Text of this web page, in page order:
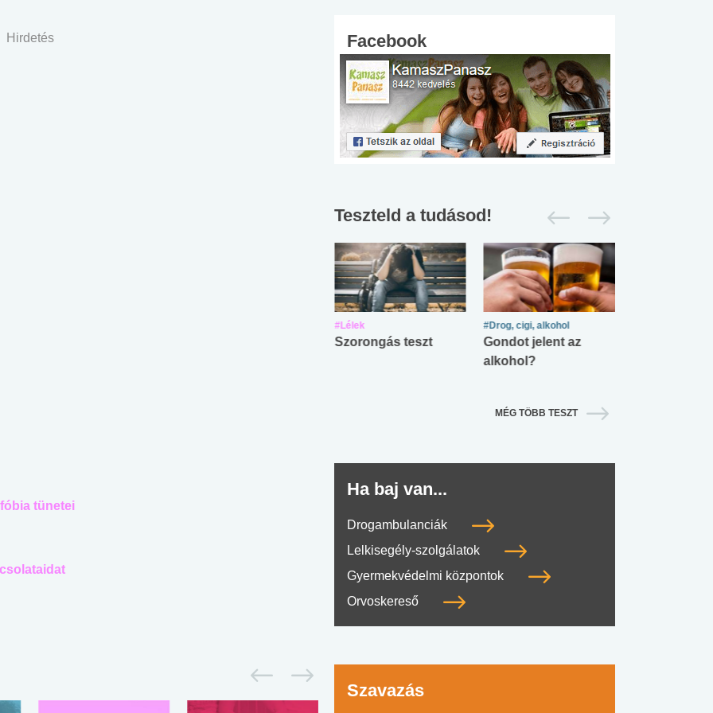
Hirdetés
tünetei
Facebook
Teszteld a tudásod!
#Lélek
Szorongás teszt
#Drog, cigi, alkohol
Gondot jelent az
alkohol?
MÉG TÖBB TESZT
Ha baj van...
Drogambulanciák
Lelkisegély-szolgálatok
Gyermekvédelmi központok
Orvoskereső
Szavazás